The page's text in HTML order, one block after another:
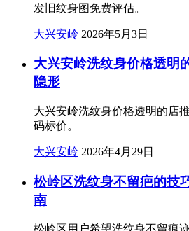
发旧纹身图免费评估。
大兴安岭 2026年5月3日
大兴安岭洗纹身价格透
隐形
大兴安岭洗纹身价格透明的店
码标价。
大兴安岭 2026年4月29日
松岭区洗纹身不留疤的技
南